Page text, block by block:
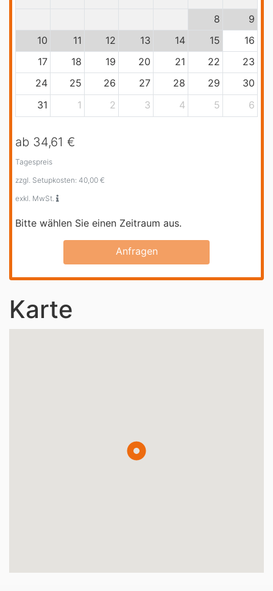
8
9
10
11 12 13 14 15
16
17
18 19 20 21 22
23
24
25 26 27 28 29
30
31
1 2 3 4 5 6
ab 34,61 €
Tagespreis
zzgl. Setupkosten: 40,00 €
exkl. MwSt.
Bitte wählen Sie einen Zeitraum aus.
Anfragen
Karte